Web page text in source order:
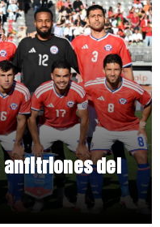
anfitriones del